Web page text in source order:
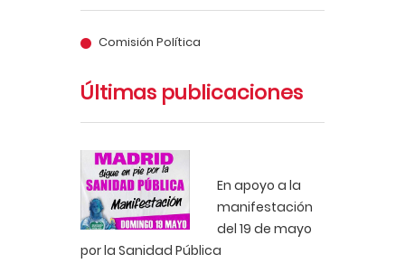
Comisión Política
Últimas publicaciones
En apoyo a la
manifestación
del 19 de mayo
por la Sanidad Pública